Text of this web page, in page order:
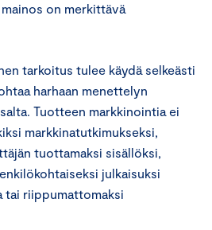
on merkittävä
tarkoitus tulee käydä selkeästi
harhaan menettelyn
Tuotteen markkinointia ei
markkinatutkimukseksi,
tuottamaksi sisällöksi,
julkaisuksi
tai riippumattomaksi